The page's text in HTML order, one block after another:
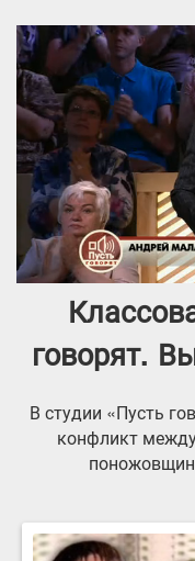
говорят.
В студии «Пусть
конфликт